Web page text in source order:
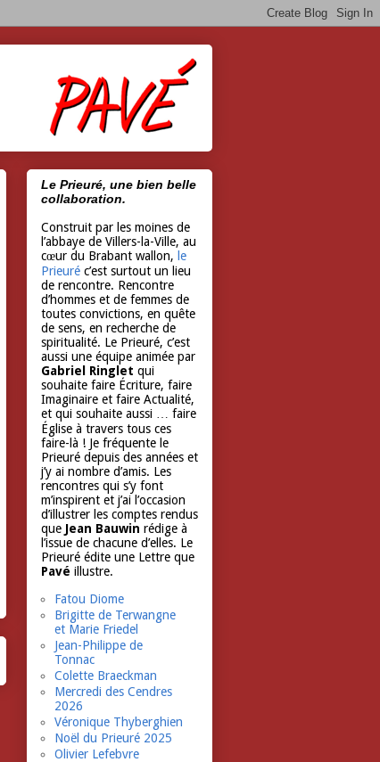
Le Prieuré, une bien belle
collaboration.
Construit par les moines de
l’abbaye de Villers-la-Ville, au
cœur du Brabant wallon, le
Prieuré c’est surtout un lieu
de rencontre. Rencontre
d’hommes et de femmes de
toutes convictions, en quête
de sens, en recherche de
spiritualité. Le Prieuré, c’est
aussi une équipe animée par
Gabriel Ringlet qui
souhaite faire Écriture, faire
Imaginaire et faire Actualité,
et qui souhaite aussi … faire
Église à travers tous ces
faire-là ! Je fréquente le
Prieuré depuis des années et
j’y ai nombre d’amis. Les
rencontres qui s’y font
m’inspirent et j’ai l’occasion
d’illustrer les comptes rendus
que Jean Bauwin rédige à
l’issue de chacune d’elles. Le
Prieuré édite une Lettre que
Pavé illustre.
Fatou Diome
Brigitte de Terwangne
et Marie Friedel
Jean-Philippe de
Tonnac
Colette Braeckman
Mercredi des Cendres
2026
Véronique Thyberghien
Noël du Prieuré 2025
Olivier Lefebvre